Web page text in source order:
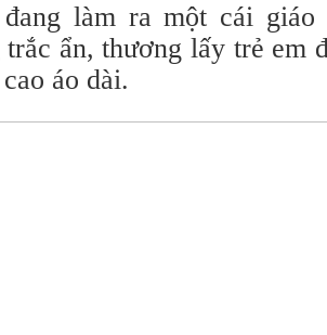
đang làm ra một cái
ẩn, thương lấy trẻ em
áo dài.